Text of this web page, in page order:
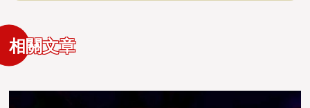
相關文章